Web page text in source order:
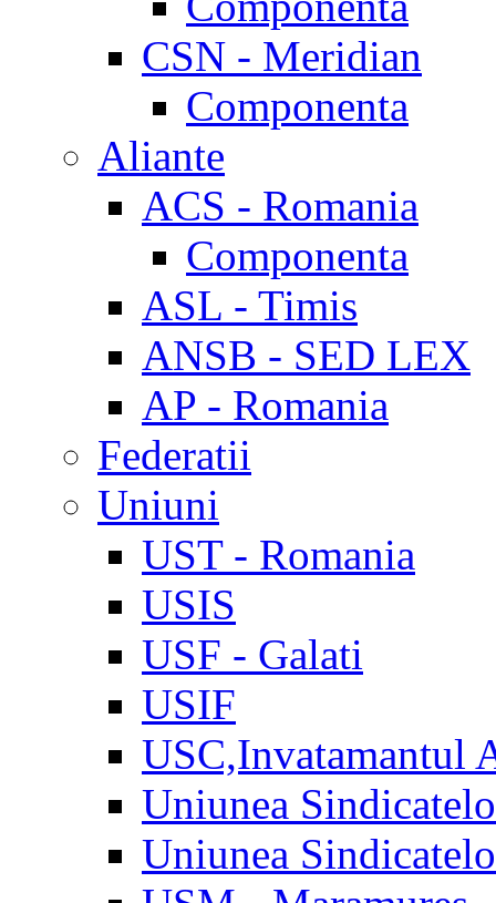
CSN - Meridian
Componenta
Aliante
ACS - Romania
Componenta
ASL - Timis
ANSB - SED LEX
AP - Romania
Federatii
Uniuni
UST - Romania
USIS
USF - Galati
USIF
USC,Invatamantul
Uniunea
Uniunea